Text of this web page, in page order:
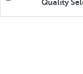
Quality